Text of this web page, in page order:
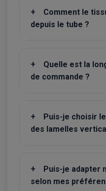
+
Comment le
depuis le tube ?
+
Quelle est la
de commande ?
+
Puis-je choisir
des lamelles
+
Puis-je adapter
selon mes